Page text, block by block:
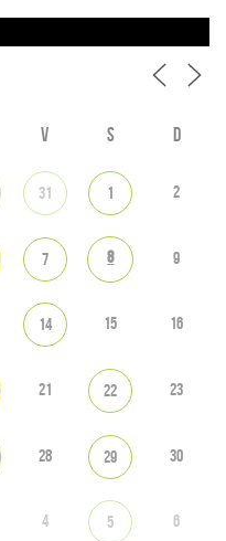
V S D
31 1 2
7 8 9
14 15 16
21 22 23
28 29 30
4 5 6